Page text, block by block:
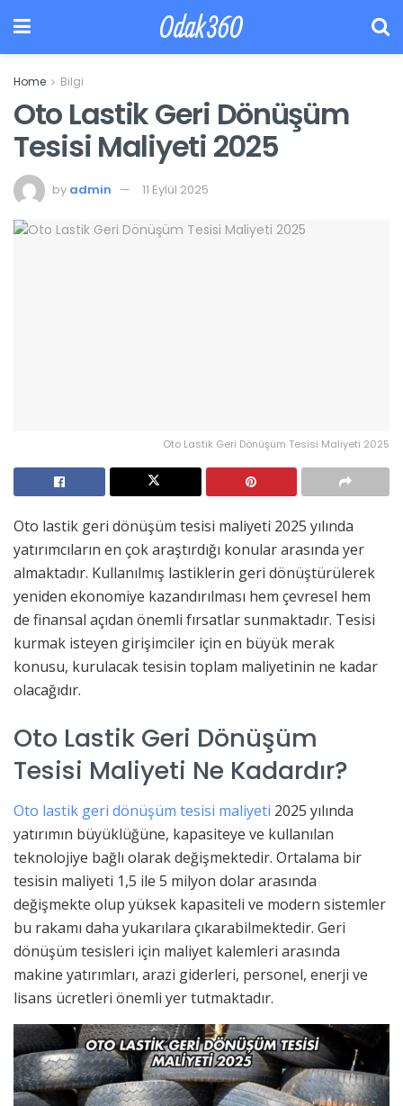
Odak360
Home Bilgi
Oto Lastik Geri Dönüşüm
Tesisi Maliyeti 2025
by admin 11 Eylül 2025
Oto Lastik Geri Dönüşüm Tesisi Maliyeti 2025
Oto lastik geri dönüşüm tesisi maliyeti 2025 yılında
yatırımcıların en çok araştırdığı konular arasında yer
almaktadır. Kullanılmış lastiklerin geri dönüştürülerek
yeniden ekonomiye kazandırılması hem çevresel hem
de finansal açıdan önemli fırsatlar sunmaktadır. Tesisi
kurmak isteyen girişimciler için en büyük merak
konusu, kurulacak tesisin toplam maliyetinin ne kadar
olacağıdır.
Oto Lastik Geri Dönüşüm
Tesisi Maliyeti Ne Kadardır?
Oto lastik geri dönüşüm tesisi maliyeti 2025 yılında
yatırımın büyüklüğüne, kapasiteye ve kullanılan
teknolojiye bağlı olarak değişmektedir. Ortalama bir
tesisin maliyeti 1,5 ile 5 milyon dolar arasında
değişmekte olup yüksek kapasiteli ve modern sistemler
bu rakamı daha yukarılara çıkarabilmektedir. Geri
dönüşüm tesisleri için maliyet kalemleri arasında
makine yatırımları, arazi giderleri, personel, enerji ve
lisans ücretleri önemli yer tutmaktadır.